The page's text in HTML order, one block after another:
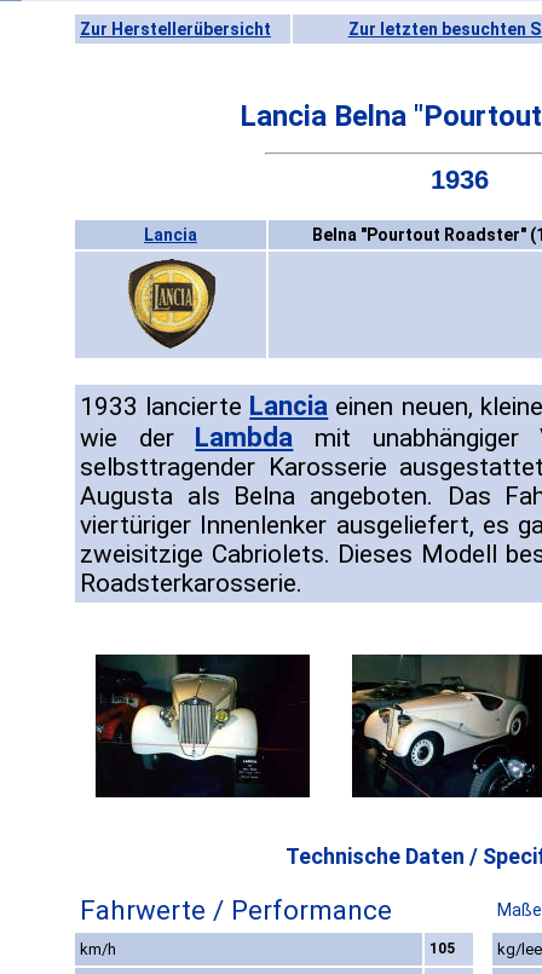
Zur Herstellerübersicht Zur letzten besuchten
Lancia Belna
1936
Lancia Belna "Pourtout Roadster"
1933 lancierte Lancia einen neuen,
wie der Lambda mit unabhängiger
selbsttragender Karosserie
Augusta als Belna angeboten. Das
viertüriger Innenlenker ausgeliefert, es
zweisitzige Cabriolets. Dieses Modell
Roadsterkarosserie.
Technische Daten /
Fahrwerte / Performance
km/h 105
kg/